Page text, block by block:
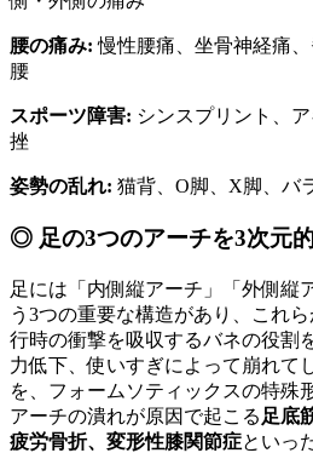
腰の痛み: 慢性腰痛、坐骨神経痛
腰
スポーツ障害: シンスプリント、
挫
姿勢の乱れ: 猫背、O脚、X脚、バ
◎ 足の3つのアーチを3次元
足には「内側縦アーチ」「外側縦
う3つの重要な構造があり、これ
行時の衝撃を吸収するバネの役割
力低下、使いすぎによって崩れて
を、フォームソティックスの特殊
アーチの潰れが原因で起こる 足底
疲労骨折、変形性膝関節症といっ